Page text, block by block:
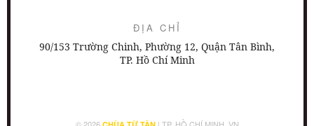
ĐỊA CHỈ
90/153 Trường Chinh, Phường 12, Quận Tân Bình,
TP. Hồ Chí Minh